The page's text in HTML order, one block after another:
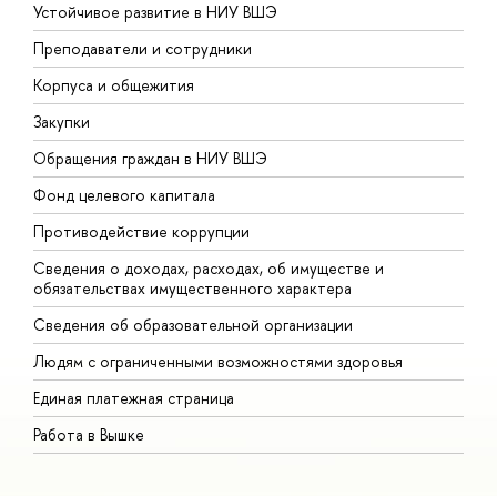
Устойчивое развитие в НИУ ВШЭ
Преподаватели и сотрудники
Корпуса и общежития
Закупки
Обращения граждан в НИУ ВШЭ
Фонд целевого капитала
Противодействие коррупции
Сведения о доходах, расходах, об имуществе и
обязательствах имущественного характера
Сведения об образовательной организации
Людям с ограниченными возможностями здоровья
Единая платежная страница
Работа в Вышке